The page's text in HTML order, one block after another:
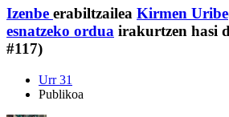
Izenbe erabiltzailea Kirmen Uribe
esnatzeko ordua irakurtzen hasi
#117)
Urr 31
Publikoa